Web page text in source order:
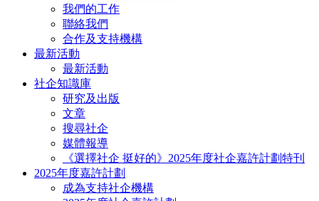
我們的工作
聯絡我們
合作及支持機構
最新活動
最新活動
社企知識庫
研究及出版
文章
搜尋社企
媒體報導
《選擇社企 挺好的》2025年度社企嘉許計劃特刊
2025年度嘉許計劃
成為支持社企機構